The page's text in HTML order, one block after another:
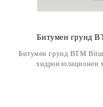
Битумен грунд
Битумен грунд BTM
хидроизолационен